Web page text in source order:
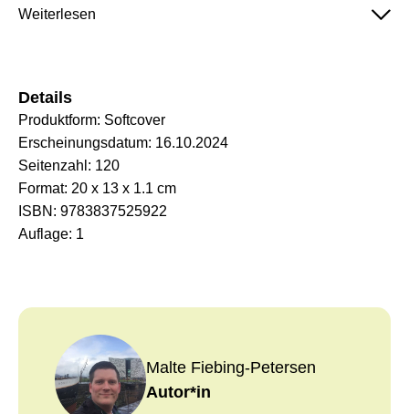
Legendenbildung bei. Malte Fiebing-Petersen geht den
Band bei der Jungfernreise spielte, ob Eisbergwarnungen
ignoriert wurden und welche Auswirkungen das
verwendete Material auf den Untergang hatte.
Weiterlesen
Details
Produktform: Softcover
Erscheinungsdatum: 16.10.2024
Seitenzahl: 120
Format: 20 x 13 x 1.1 cm
ISBN: 9783837525922
Auflage: 1
Malte Fiebing-Petersen
Autor*in